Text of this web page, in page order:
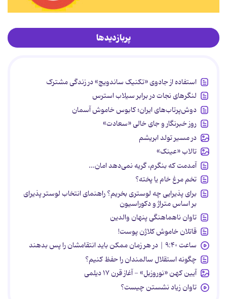
پربازدیدها
استفاده از جادوی «تکنیک ساندویچ» در زندگی مشترک
لنگرهای نجات در برابر سیلاب استرس
دوش‌پرتاب‌های ایران؛ کابوس خاموش آسمان
روز خبرنگار و جای خالی «سعادت»
در مسیر تولد ابریشم
تالاب «عینک»
آمدمت که بنگرم، گریه نمی‌دهد امان...
تخم مرغ خام یا پخته؟
برای پذیرایی چه لوستری بخریم؟ راهنمای انتخاب لوستر پذیرای
بر اساس متراژ و دکوراسیون
تاوان ناهماهنگی پنهان والدین
قاتلان خاموش کلاژن پوست!
ساعت ۹:۴۰ | در هر زمان ممکن باید انتقامشان را پس بدهند
چگونه استقلال سالمندان را حفظ کنیم؟
آیین کهن «نوروزبل» - آغاز قرن ۱۷ دیلمی
تاوان زیاد نشستن چیست؟